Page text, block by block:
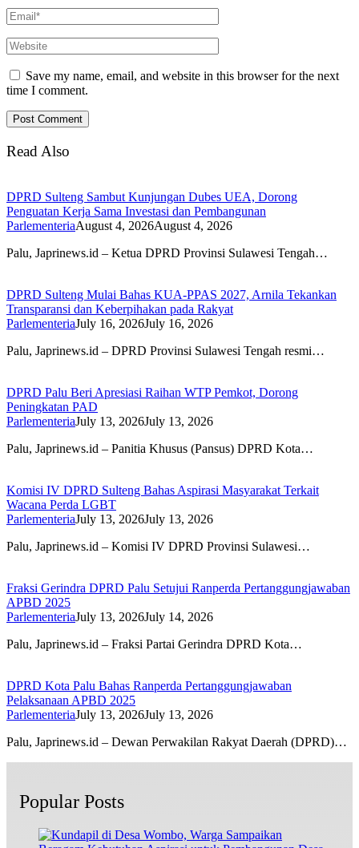
Save my name, email, and website in this browser for the next
time I comment.
Read Also
DPRD Sulteng Sambut Kunjungan Dubes UEA, Dorong
Penguatan Kerja Sama Investasi dan Pembangunan
ParlementeriaAugust 4, 2026August 4, 2026
Palu, Japrinews.id – Ketua DPRD Provinsi Sulawesi Tengah…
DPRD Sulteng Mulai Bahas KUA-PPAS 2027, Arnila Tekankan
Transparansi dan Keberpihakan pada Rakyat
ParlementeriaJuly 16, 2026July 16, 2026
Palu, Japrinews.id – DPRD Provinsi Sulawesi Tengah resmi…
DPRD Palu Beri Apresiasi Raihan WTP Pemkot, Dorong
Peningkatan PAD
ParlementeriaJuly 13, 2026July 13, 2026
Palu, Japrinews.id – Panitia Khusus (Pansus) DPRD Kota…
Komisi IV DPRD Sulteng Bahas Aspirasi Masyarakat Terkait
Wacana Perda LGBT
ParlementeriaJuly 13, 2026July 13, 2026
Palu, Japrinews.id – Komisi IV DPRD Provinsi Sulawesi…
Fraksi Gerindra DPRD Palu Setujui Ranperda Pertanggungjawaban
APBD 2025
ParlementeriaJuly 13, 2026July 14, 2026
Palu, Japrinews.id – Fraksi Partai Gerindra DPRD Kota…
DPRD Kota Palu Bahas Ranperda Pertanggungjawaban
Pelaksanaan APBD 2025
ParlementeriaJuly 13, 2026July 13, 2026
Palu, Japrinews.id – Dewan Perwakilan Rakyat Daerah (DPRD)…
Popular Posts